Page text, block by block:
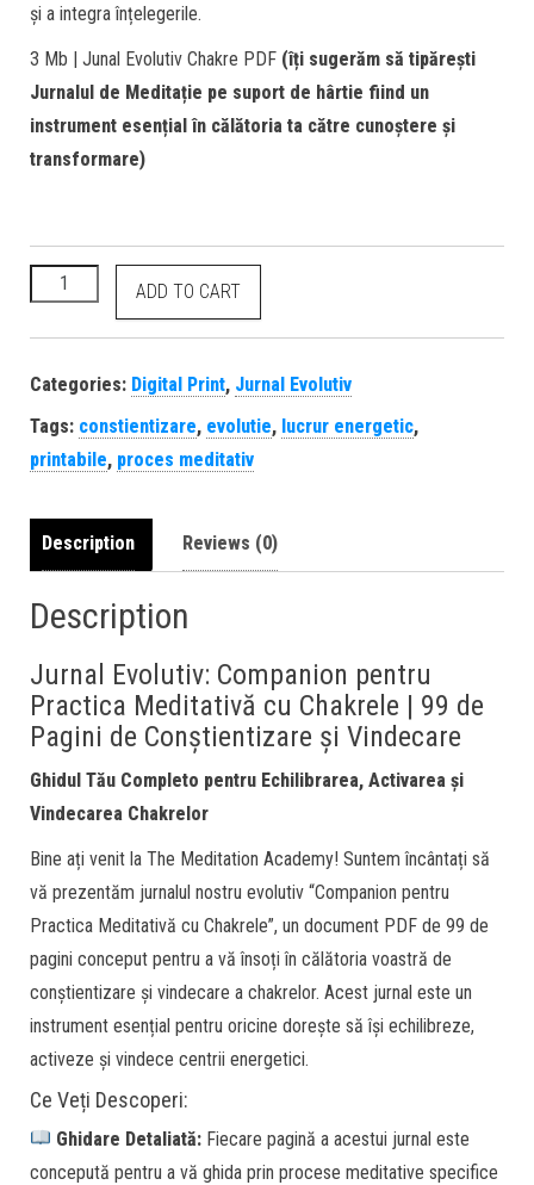
și a integra înțelegerile.
3 Mb | Junal Evolutiv Chakre PDF (îți sugerăm să tipărești
Jurnalul de Meditație pe suport de hârtie fiind un
instrument esențial în călătoria ta către cunoștere și
transformare)
ADD TO CART
Categories: Digital Print, Jurnal Evolutiv
Tags: constientizare, evolutie, lucrur energetic,
printabile, proces meditativ
Description Reviews (0)
Description
Jurnal Evolutiv: Companion pentru
Practica Meditativă cu Chakrele | 99 de
Pagini de Conștientizare și Vindecare
Ghidul Tău Completo pentru Echilibrarea, Activarea și
Vindecarea Chakrelor
Bine ați venit la The Meditation Academy! Suntem încântați să
vă prezentăm jurnalul nostru evolutiv “Companion pentru
Practica Meditativă cu Chakrele”, un document PDF de 99 de
pagini conceput pentru a vă însoți în călătoria voastră de
conștientizare și vindecare a chakrelor. Acest jurnal este un
instrument esențial pentru oricine dorește să își echilibreze,
activeze și vindece centrii energetici.
Ce Veți Descoperi:
Ghidare Detaliată: Fiecare pagină a acestui jurnal este
concepută pentru a vă ghida prin procese meditative specifice